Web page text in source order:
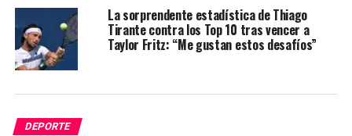
La sorprendente estadística de Thiago
Tirante contra los Top 10 tras vencer a
Taylor Fritz: “Me gustan estos desafíos”
DEPORTE